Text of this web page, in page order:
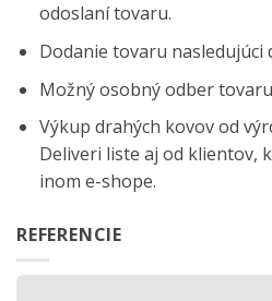
odoslaní tovaru.
Dodanie tovaru nasledujúci
Možný osobný odber
Výkup drahých kovov od
Deliveri liste aj od klientov,
inom e-shope.
REFERENCIE